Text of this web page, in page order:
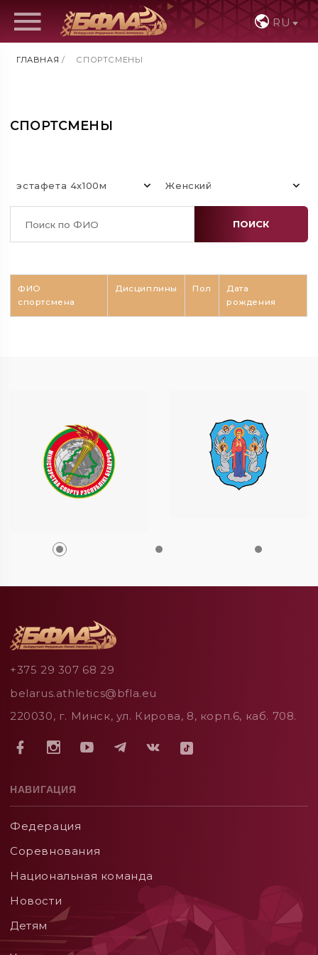
RU
ГЛАВНАЯ / СПОРТСМЕНЫ
СПОРТСМЕНЫ
эстафета 4х100м Женский
ПОИСК
ФИО
спортсмена
Дисциплины Пол
Дата
рождения
+375 29 307 68 29
belarus.athletics@bfla.eu
220030, г. Минск, ул. Кирова, 8, корп.6, каб. 708.
НАВИГАЦИЯ
Федерация
Соревнования
Национальная команда
Новости
Детям